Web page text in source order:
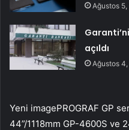
Ağustos
açıldı
Ağustos
Yeni imagePROGRAF GP
44”/1118mm GP-4600S ve